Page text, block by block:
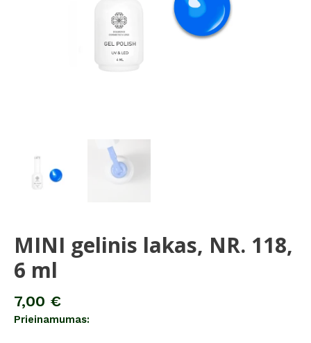
MINI gelinis lakas, NR. 118,
6 ml
7,00 €
Prieinamumas: